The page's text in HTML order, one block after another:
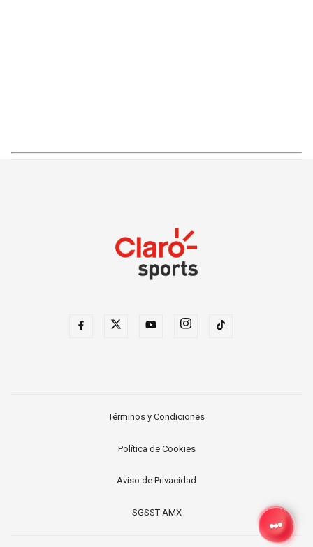
Términos y Condiciones
Política de Cookies
Aviso de Privacidad
SGSST AMX